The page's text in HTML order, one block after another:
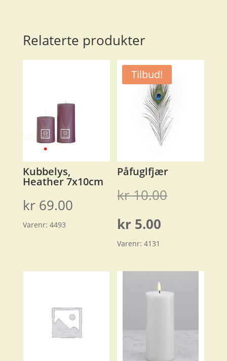
Relaterte produkter
Kubbelys,
Heather 7x10cm
kr 69.00
Varenr: 4493
Tilbud!
Påfuglfjær
kr10.00
kr 10.00.
kr 5.00
er:
Varenr:4131